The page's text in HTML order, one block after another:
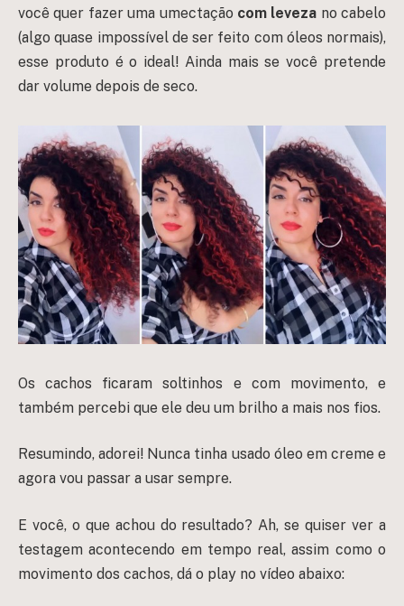
você quer fazer uma umectação com leveza no cabelo
(algo quase impossível de ser feito com óleos normais),
esse produto é o ideal! Ainda mais se você pretende
dar volume depois de seco.
Os cachos ficaram soltinhos e com movimento, e
também percebi que ele deu um brilho a mais nos fios.
Resumindo, adorei! Nunca tinha usado óleo em creme e
agora vou passar a usar sempre.
E você, o que achou do resultado? Ah, se quiser ver a
testagem acontecendo em tempo real, assim como o
movimento dos cachos, dá o play no vídeo abaixo: